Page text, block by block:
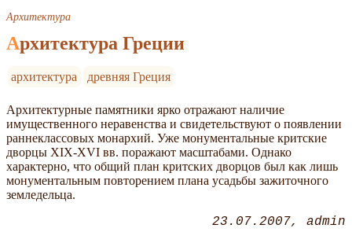
Архитектура
Архитектура Греции
архитектура древняя Греция
Архитектурные памятники ярко отражают наличие
имущественного неравенства и свидетельствуют о появлении
раннеклассовых монархий. Уже монументальные критские
дворцы XIX-XVI вв. поражают масштабами. Однако
характерно, что общий план критских дворцов был как лишь
монументальным повторением плана усадьбы зажиточного
земледельца.
23.07.2007 admin